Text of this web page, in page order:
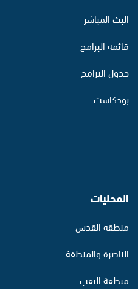
البث المباشر
قائمة البرامج
جدول البرامج
بودكاست
المحليات
منطقة القدس
الناصرة والمنطقة
منطقة النقب